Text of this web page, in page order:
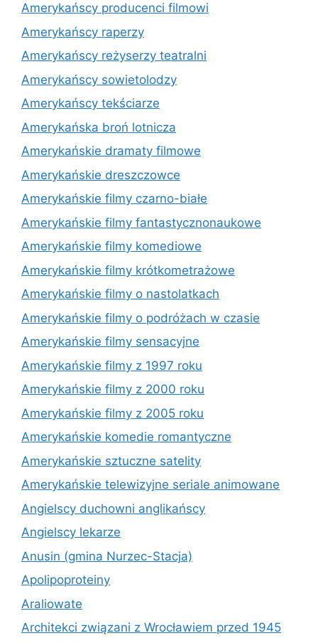
Amerykańscy producenci filmowi
Amerykańscy raperzy
Amerykańscy reżyserzy teatralni
Amerykańscy sowietolodzy
Amerykańscy tekściarze
Amerykańska broń lotnicza
Amerykańskie dramaty filmowe
Amerykańskie dreszczowce
Amerykańskie filmy czarno-białe
Amerykańskie filmy fantastycznonaukowe
Amerykańskie filmy komediowe
Amerykańskie filmy krótkometrażowe
Amerykańskie filmy o nastolatkach
Amerykańskie filmy o podróżach w czasie
Amerykańskie filmy sensacyjne
Amerykańskie filmy z 1997 roku
Amerykańskie filmy z 2000 roku
Amerykańskie filmy z 2005 roku
Amerykańskie komedie romantyczne
Amerykańskie sztuczne satelity
Amerykańskie telewizyjne seriale animowane
Angielscy duchowni anglikańscy
Angielscy lekarze
Anusin (gmina Nurzec-Stacja)
Apolipoproteiny
Araliowate
Architekci związani z Wrocławiem przed 1945